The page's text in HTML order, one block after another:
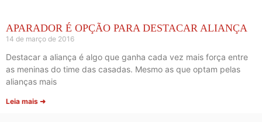
APARADOR É OPÇÃO PARA DESTACAR ALIANÇA
14 de março de 2016
Destacar a aliança é algo que ganha cada vez mais força entre
as meninas do time das casadas. Mesmo as que optam pelas
alianças mais
Leia mais ➜